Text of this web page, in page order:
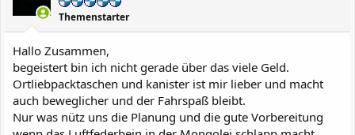
Themenstarter
Hallo Zusammen,
begeistert bin ich nicht gerade über das viele Geld.
Ortliebpacktaschen und kanister ist mir lieber und macht
auch beweglicher und der Fahrspaß bleibt.
Nur was nütz uns die Planung und die gute Vorbereitung